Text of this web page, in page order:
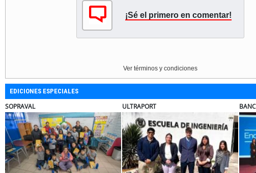
¡Sé el primero en comentar!
Ver términos y condiciones
EDICIONES ESPECIALES
BANCO DE CHILE ELECTROLUX